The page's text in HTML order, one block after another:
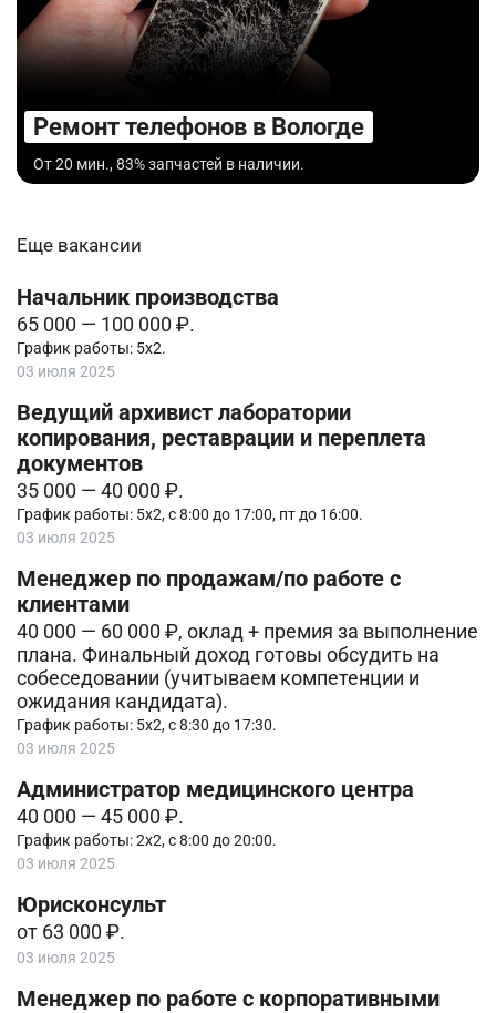
Ремонт телефонов в Вологде
От 20 мин., 83% запчастей в наличии.
Еще вакансии
Начальник производства
65 000 — 100 000 ₽.
График работы: 5х2.
03 июля 2025
Ведущий архивист лаборатории
копирования, реставрации и переплета
документов
35 000 — 40 000 ₽.
График работы: 5х2, с 8:00 до 17:00, пт до 16:00.
03 июля 2025
Менеджер по продажам/по работе с
клиентами
40 000 — 60 000 ₽, оклад + премия за выполнение
плана. Финальный доход готовы обсудить на
собеседовании (учитываем компетенции и
ожидания кандидата).
График работы: 5х2, с 8:30 до 17:30.
03 июля 2025
Администратор медицинского центра
40 000 — 45 000 ₽.
График работы: 2х2, с 8:00 до 20:00.
03 июля 2025
Юрисконсульт
от 63 000 ₽.
03 июля 2025
Менеджер по работе с корпоративными